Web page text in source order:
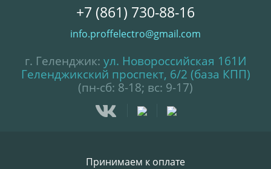
+7 (861) 730-88-16
info.proffelectro@gmail.com
г. Геленджик: ул. Новороссийская 161И
Геленджикский проспект, 6/2 (база КПП)
(пн-сб: 8-18; вс: 9-17)
Принимаем к оплате